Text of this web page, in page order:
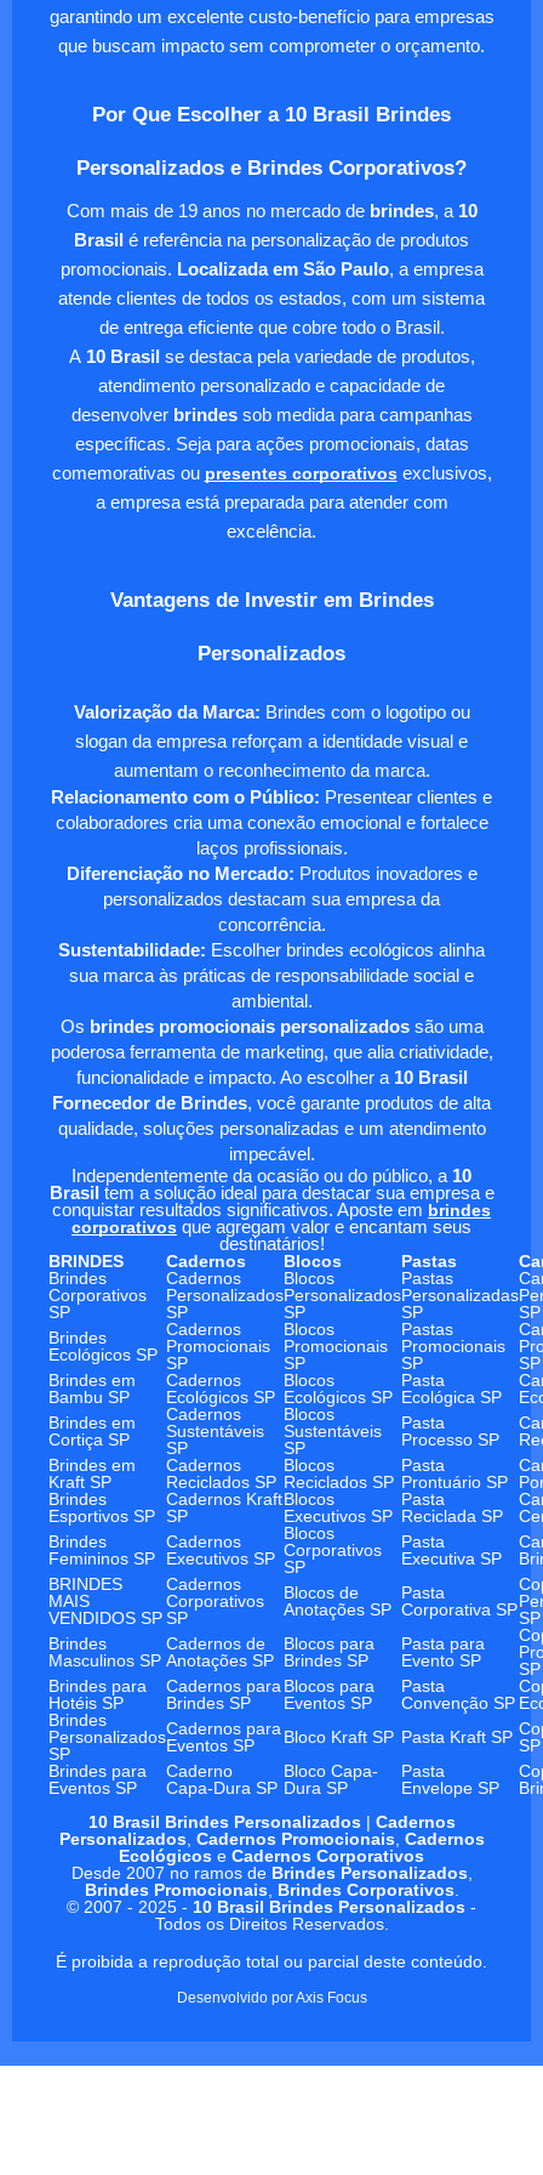
garantindo um excelente custo-benefício para empresas
que buscam impacto sem comprometer o orçamento.
Por Que Escolher a 10 Brasil Brindes
Personalizados e Brindes Corporativos?
Com mais de 19 anos no mercado de brindes, a 10
Brasil é referência na personalização de produtos
promocionais. Localizada em São Paulo, a empresa
atende clientes de todos os estados, com um sistema
de entrega eficiente que cobre todo o Brasil.
A10 Brasil se destaca pela variedade de produtos,
atendimento personalizado e capacidade de
desenvolver brindessob medida para campanhas
específicas. Seja para ações promocionais, datas
comemorativas ou presentes corporativosexclusivos,
a empresa está preparada para atender com
excelência.
Vantagens de Investir em Brindes
Personalizados
Valorização da Marca: Brindes com o logotipo ou
slogan da empresa reforçam a identidade visual e
aumentam o reconhecimento da marca.
Relacionamento com o Público: Presentear clientes e
colaboradores cria uma conexão emocional e fortalece
laços profissionais.
Diferenciação no Mercado: Produtos inovadores e
personalizados destacam sua empresa da
concorrência.
Sustentabilidade: Escolher brindes ecológicos alinha
sua marca às práticas de responsabilidade social e
ambiental.
Os brindes promocionais personalizadossão uma
poderosa ferramenta de marketing, que alia criatividade,
funcionalidade e impacto. Ao escolher a 10 Brasil
Fornecedor de Brindes, você garante produtos de alta
qualidade, soluções personalizadas e um atendimento
impecável.
Independentemente da ocasião ou do público, a 10
Brasil tem a solução ideal para destacar sua empresa e
conquistar resultados significativos. Aposte em brindes
corporativos que agregam valor e encantam seus
destinatários!
BRINDES
Cadernos Blocos Pastas
Brindes
Corporativos
SP
Cadernos
Personalizados
SP
Blocos
Personalizados
SP
Pastas
Personalizadas
SP
SP
Brindes
Ecológicos SP
Cadernos
Promocionais
SP
Blocos
Promocionais
SP
Pastas
Promocionais
SP
SP
Brindes em
Bambu SP
Cadernos
Ecológicos SP
Blocos
Ecológicos SP
Pasta
Ecológica SP
Brindes em
Cortiça SP
Cadernos
Sustentáveis
SP
Blocos
Sustentáveis
SP
Pasta
Processo SP
Brindes em
Kraft SP
Cadernos
Reciclados SP
Blocos
Reciclados SP
Pasta
Prontuário SP
Brindes
Esportivos SP
Cadernos Kraft
SP
Blocos
Executivos SP
Pasta
Reciclada SP
Brindes
Femininos SP
Cadernos
Executivos SP
Blocos
Corporativos
SP
Pasta
Executiva SP
BRINDES
MAIS
VENDIDOS SP
Cadernos
Corporativos
SP
Blocos de
Anotações SP
Pasta
Corporativa SPSP
Brindes
Masculinos SP
Cadernos de
Anotações SP
Blocos para
Brindes SP
Pasta para
Evento SP
SP
Brindes para
Hotéis SP
Cadernos para
Brindes SP
Blocos para
Eventos SP
Pasta
Convenção SP
Brindes
Personalizados
SP
Cadernos para
Eventos SP
Bloco Kraft SP Pasta Kraft SP SP
Brindes para
Eventos SP
Caderno
Capa-Dura SP
Bloco Capa-
Dura SP
Pasta
Envelope SP
10 Brasil Brindes Personalizados| Cadernos
Personalizados, Cadernos Promocionais, Cadernos
Ecológicos e Cadernos Corporativos
Desde 2007 no ramos de Brindes Personalizados,
Brindes Promocionais, Brindes Corporativos.
© 2007 - 2025 - 10 Brasil Brindes Personalizados -
Todos os Direitos Reservados.
É proibida a reprodução total ou parcial deste conteúdo.
Desenvolvido porAxis Focus